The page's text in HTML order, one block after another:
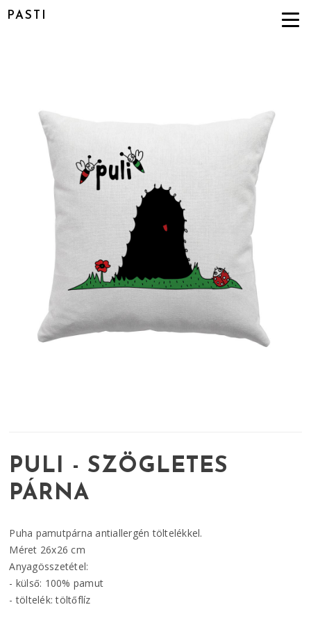
PASTI
PULI - SZÖGLETES
PÁRNA
Puha pamutpárna antiallergén töltelékkel.
Méret 26x26 cm
Anyagösszetétel:
- külső: 100% pamut
- töltelék: töltőflíz